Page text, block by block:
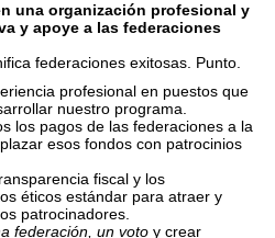
una organización profesional y
y apoye a las federaciones
federaciones exitosas. Punto.
profesional en puestos que
nuestro programa.
los pagos de las federaciones a la
esos fondos con patrocinios
fiscal y los
éticos estándar para atraer y
patrocinadores.
federación, un voto y crear